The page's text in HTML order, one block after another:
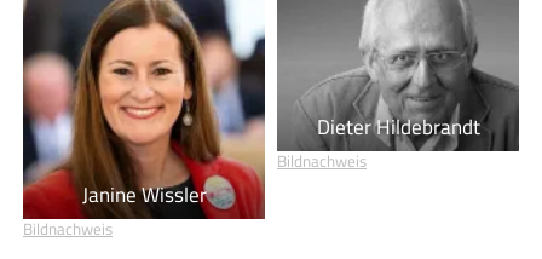
Janine Wissler
Bildnachweis
Dieter Hildebrandt
Bildnachweis